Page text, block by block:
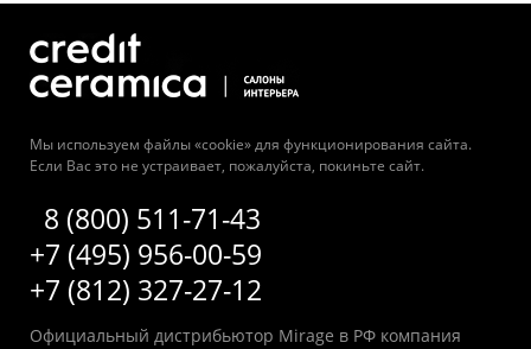
Мы используем файлы «cookie» для функционирования сайта.
Если Вас это не устраивает, пожалуйста, покиньте сайт.
8 (800) 511-71-43
+7 (495) 956-00-59
+7 (812) 327-27-12
Официальный дистрибьютор Mirage в РФ компания